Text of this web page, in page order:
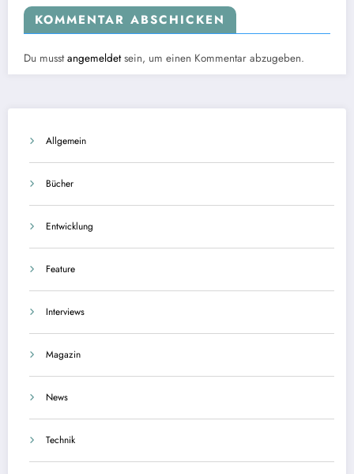
KOMMENTAR ABSCHICKEN
Du musstangemeldetsein, um einen Kommentar abzugeben.
Allgemein
Bücher
Entwicklung
Feature
Interviews
Magazin
News
Technik